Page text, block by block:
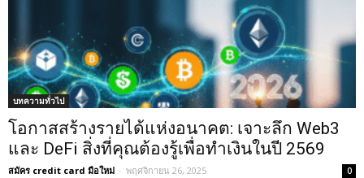
บทความทั่วไป
โอกาสสร้างรายได้แห่งอนาคต: เจาะลึก Web3
และ DeFi สิ่งที่คุณต้องรู้เพื่อทำเงินในปี 2569
สมัคร credit card มือใหม่ - พฤศจิกายน 26, 2025 0